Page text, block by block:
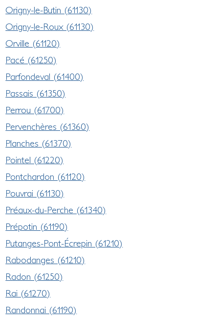
Origny-le-Butin (61130)
Origny-le-Roux (61130)
Orville (61120)
Pacé (61250)
Parfondeval (61400)
Passais (61350)
Perrou (61700)
Pervenchères (61360)
Planches (61370)
Pointel (61220)
Pontchardon (61120)
Pouvrai (61130)
Préaux-du-Perche (61340)
Prépotin (61190)
Putanges-Pont-Écrepin (61210)
Rabodanges (61210)
Radon (61250)
Rai (61270)
Randonnai (61190)